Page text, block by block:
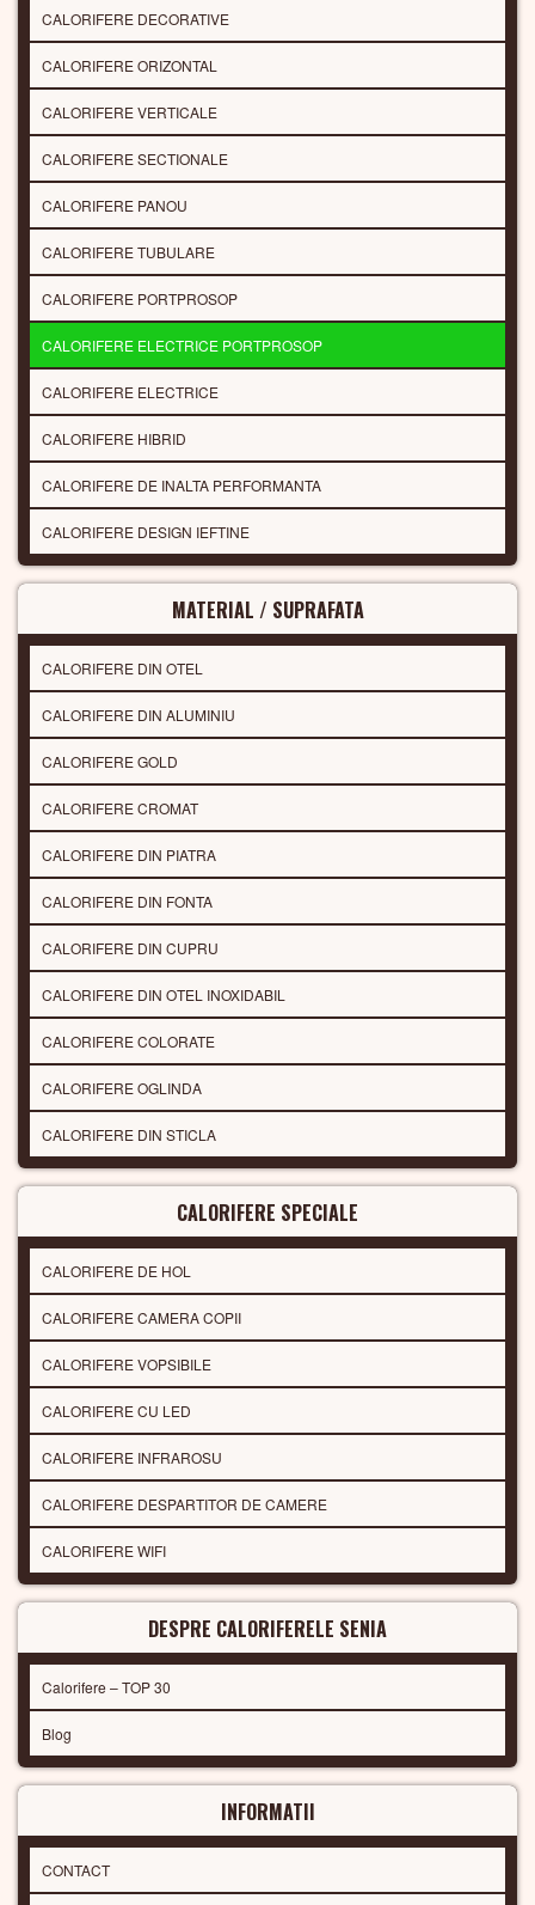
CALORIFERE DECORATIVE
CALORIFERE ORIZONTAL
CALORIFERE VERTICALE
CALORIFERE SECTIONALE
CALORIFERE PANOU
CALORIFERE TUBULARE
CALORIFERE PORTPROSOP
CALORIFERE ELECTRICE PORTPROSOP
CALORIFERE ELECTRICE
CALORIFERE HIBRID
CALORIFERE DE INALTA PERFORMANTA
CALORIFERE DESIGN IEFTINE
MATERIAL / SUPRAFATA
CALORIFERE DIN OTEL
CALORIFERE DIN ALUMINIU
CALORIFERE GOLD
CALORIFERE CROMAT
CALORIFERE DIN PIATRA
CALORIFERE DIN FONTA
CALORIFERE DIN CUPRU
CALORIFERE DIN OTEL INOXIDABIL
CALORIFERE COLORATE
CALORIFERE OGLINDA
CALORIFERE DIN STICLA
CALORIFERE SPECIALE
CALORIFERE DE HOL
CALORIFERE CAMERA COPII
CALORIFERE VOPSIBILE
CALORIFERE CU LED
CALORIFERE INFRAROSU
CALORIFERE DESPARTITOR DE CAMERE
CALORIFERE WIFI
DESPRE CALORIFERELE SENIA
Calorifere – TOP 30
Blog
INFORMATII
CONTACT